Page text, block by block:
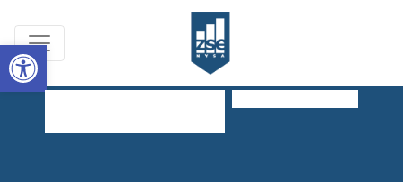
Open toolbar